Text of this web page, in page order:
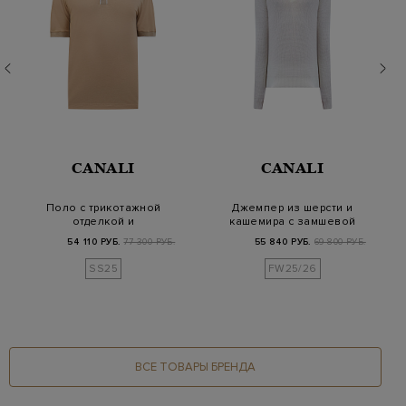
CANALI
Поло с трикотажной
отделкой и
контрастной
окантовкой к…
54 110 РУБ. 77 300 РУБ.
SS25
CANALI
Джемпер из шерсти и
кашемира с замшевой
деталью
55 840 РУБ. 69 800 РУБ.
FW25/26
ВСЕ ТОВАРЫ БРЕНДА